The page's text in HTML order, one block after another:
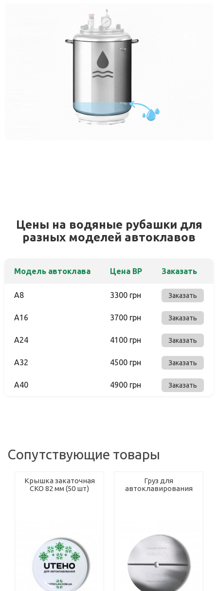
Цены на водяные рубашки для
разных моделей автоклавов
Модель автоклава Цена ВР Заказать
A8 3300 грн Заказать
A16 3700 грн Заказать
A24 4100 грн Заказать
A32 4500 грн Заказать
A40 4900 грн Заказать
Сопутствующие товары
Крышка закаточная
СКО 82 мм (50 шт)
Груз для
автоклавирования